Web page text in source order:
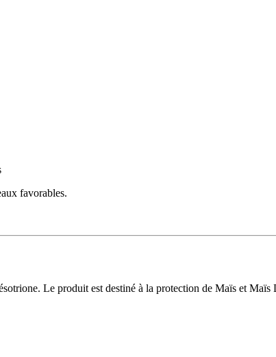
favorables.
Le produit est destiné à la protection de Maïs et Maïs